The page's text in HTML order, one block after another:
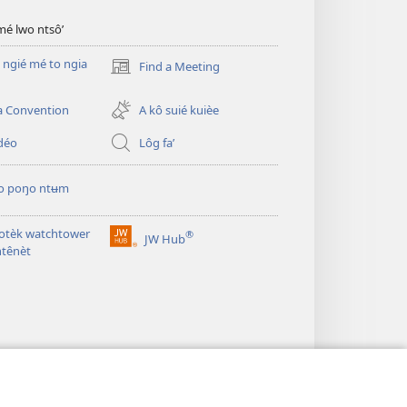
lwo ntsô’
ngié mé to ngia
Find a Meeting
(opens
window)
Convention
A kô suié kuièe
Lôg fa’
poŋo ntʉm
watchtower
JW Hub®
(opens